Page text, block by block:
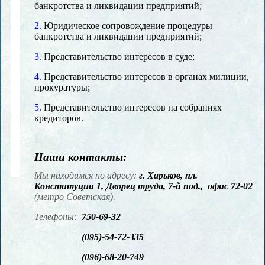
НАСЛЕДСТВО
РЕГИСТРАЦИЯ/ЛИКВИДАЦИЯ ПРЕДПРИЯТИЙ
ЗРАЗКИ ПОЗОВНИХ ЗАЯВ
ЗЕМЛЕУСТРОЙСТВО
ЮРИДИЧЕСКИЕ УСЛУГИ
банкротства и ликвидации предприятий;
2. Юридическое сопровождение процедуры
банкротства и ликвидации предприятий;
3. Представительство интересов в суде;
4. Представительство интересов в органах милиции,
прокуратуры;
5. Представительство интересов на собраниях
кредиторов.
Нашиконтакты:
Мы находимся по адресу:г. Харьков, пл.
Конституции 1, Дворец труда, 7-й под., офис 72-02
(метро Советская).
Телефоны: 750-69-32
(095)-54-72-335
(096)-68-20-749